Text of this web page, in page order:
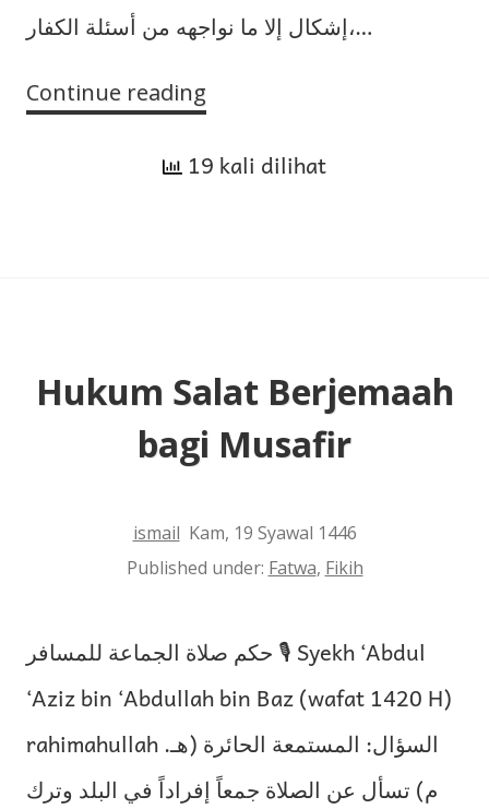
إشكال إلا ما نواجهه من أسئلة الكفار،…
Continue reading
Menanggapi
Siapa
yang
Menciptakan
19 kali dilihat
Hukum Salat Berjemaah
bagi Musafir
ismail Kam, 19 Syawal 1446
Published under: Fatwa, Fikih
حكم صلاة الجماعة للمسافر 🎙 Syekh ‘Abdul
‘Aziz bin ‘Abdullah bin Baz (wafat 1420 H)
rahimahullah السؤال: المستمعة الحائرة (هـ.
م) تسأل عن الصلاة جمعاً إفراداً في البلد وترك